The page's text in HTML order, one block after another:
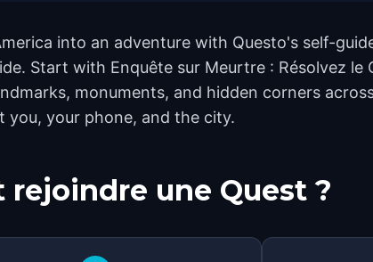
into an adventure with Questo's self-
Start with Enquête sur Meurtre : Résolvez le
monuments, and hidden corners
you, your phone, and the city.
rejoindre une Quest ?